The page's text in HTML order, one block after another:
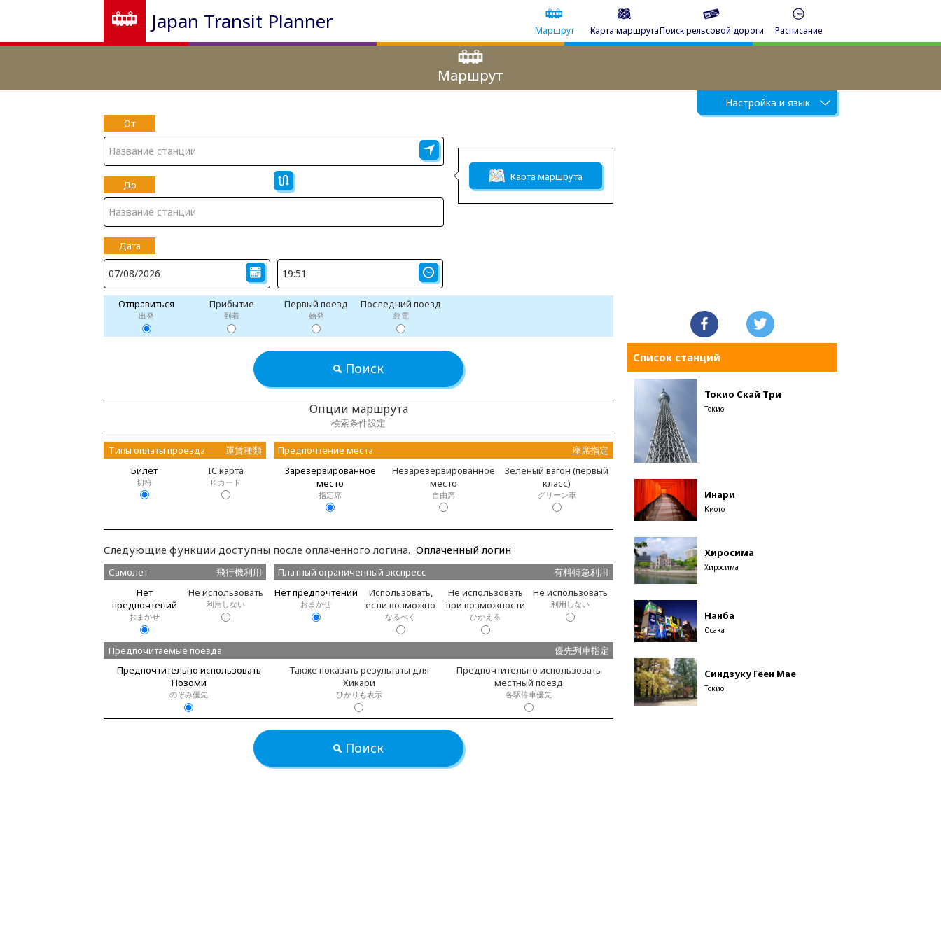
Japan Transit Planner Маршрут Карта маршрутаПоиск рельсовой дороги Расписание
Маршрут
Настройка и язык
От
До
Карта маршрута
Дата
Отправиться
出発
Прибытие
到着
Первый поезд
始発
Последний поезд
終電
Поиск
Опции маршрута
検索条件設定
Типы оплаты проезда
運賃種類
Билет
切符
IC карта
ICカード
Предпочтение места
座席指定
Зарезервированное
место
指定席
Незарезервированное
место
自由席
Зеленый вагон (первый
класс)
グリーン車
Следующие функции доступны после оплаченного логина. Оплаченный логин
Самолет
飛行機利用
Нет
предпочтений
おまかせ
Не использовать
利用しない
Платный ограниченный экспресс
有料特急利用
Нет предпочтений
おまかせ
Использовать,
если возможно
なるべく
Не использовать
при возможности
ひかえる
Не использовать
利用しない
Предпочитаемые поезда
優先列車指定
Предпочтительно использовать
Нозоми
のぞみ優先
Также показать результаты для
Хикари
ひかりも表示
Предпочтительно использовать
местный поезд
各駅停車優先
Поиск
Список станций
Токио Скай Три
Токио
Инари
Киото
Хиросима
Хиросима
Нанба
Осака
Синдзуку Гёен Мае
Токио